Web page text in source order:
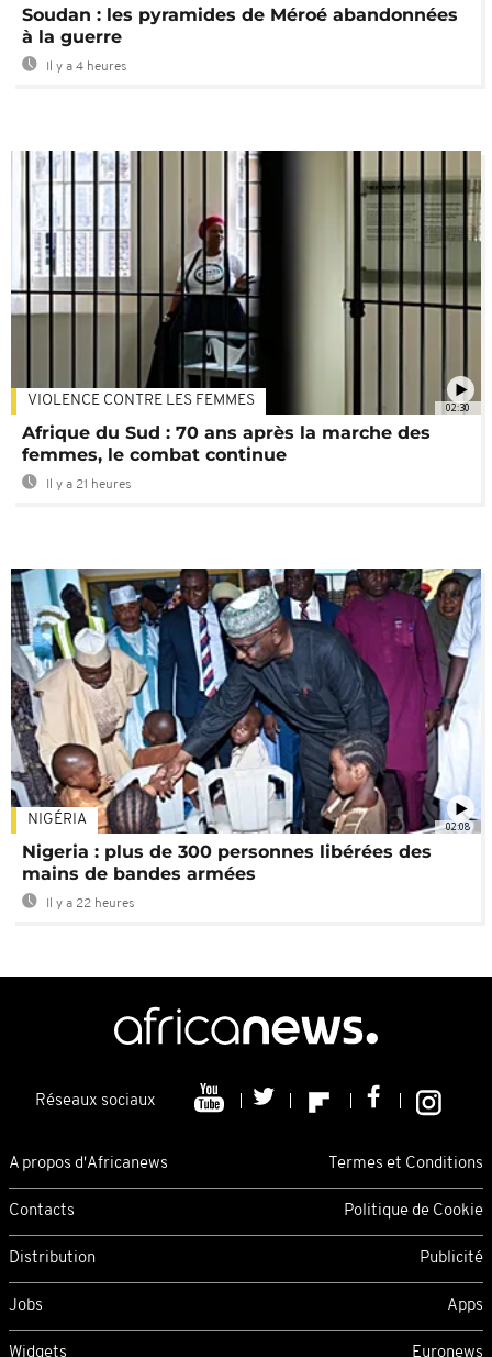
Soudan : les pyramides de Méroé abandonnées
à la guerre
Il y a 4 heures
02:30
VIOLENCE CONTRE LES FEMMES
Afrique du Sud : 70 ans après la marche des
femmes, le combat continue
Il y a 21 heures
02:08
NIGÉRIA
Nigeria : plus de 300 personnes libérées des
mains de bandes armées
Il y a 22 heures
Réseaux sociaux
A propos d'Africanews Termes et Conditions
Contacts Politique de Cookie
Distribution Publicité
Jobs Apps
Widgets Euronews